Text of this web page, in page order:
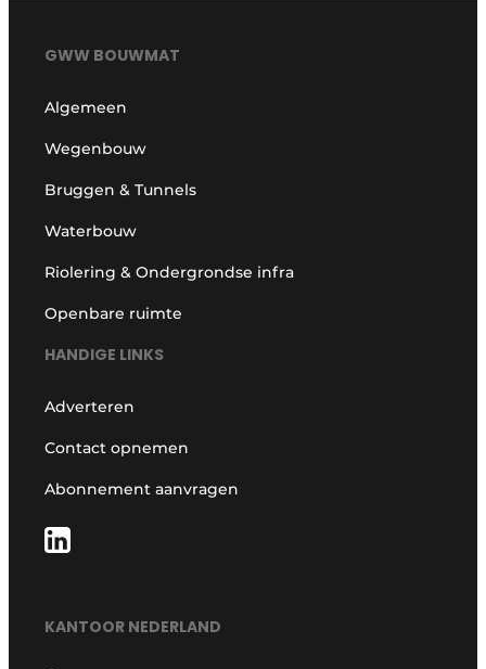
GWW BOUWMAT
Algemeen
Wegenbouw
Bruggen & Tunnels
Waterbouw
Riolering & Ondergrondse infra
Openbare ruimte
HANDIGE LINKS
Adverteren
Contact opnemen
Abonnement aanvragen
KANTOOR NEDERLAND